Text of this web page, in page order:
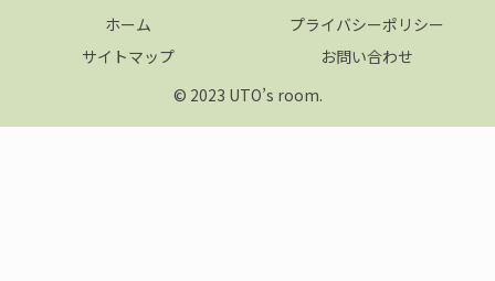
ホーム
プライバシーポリシー
サイトマップ
お問い合わせ
© 2023 UTO’s room.